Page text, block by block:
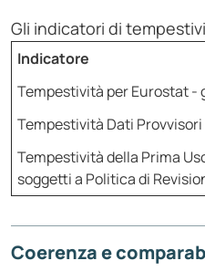
Gli indicatori di
Indicatore
Tempestività per Eurostat -
Tempestività Dati Provvisori
Tempestività della Prima
soggetti a Politica di
Coerenza e